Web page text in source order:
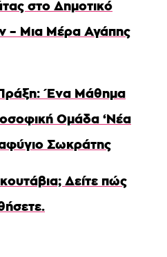
στο Δημοτικό
– Μια Μέρα Αγάπης
Ένα Μάθημα
Ομάδα ‘Νέα
Σωκράτης
Δείτε πώς